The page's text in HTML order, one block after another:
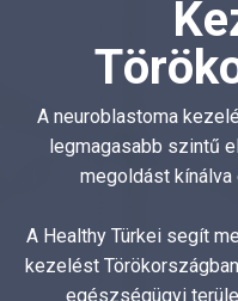
A neuroblastoma
legmagasabb szintű
megoldást
A Healthy Türkei segít
kezelést
egészségügyi